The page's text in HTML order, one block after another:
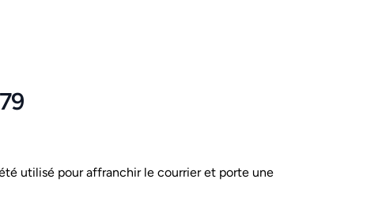
utilisé pour affranchir le courrier et porte une